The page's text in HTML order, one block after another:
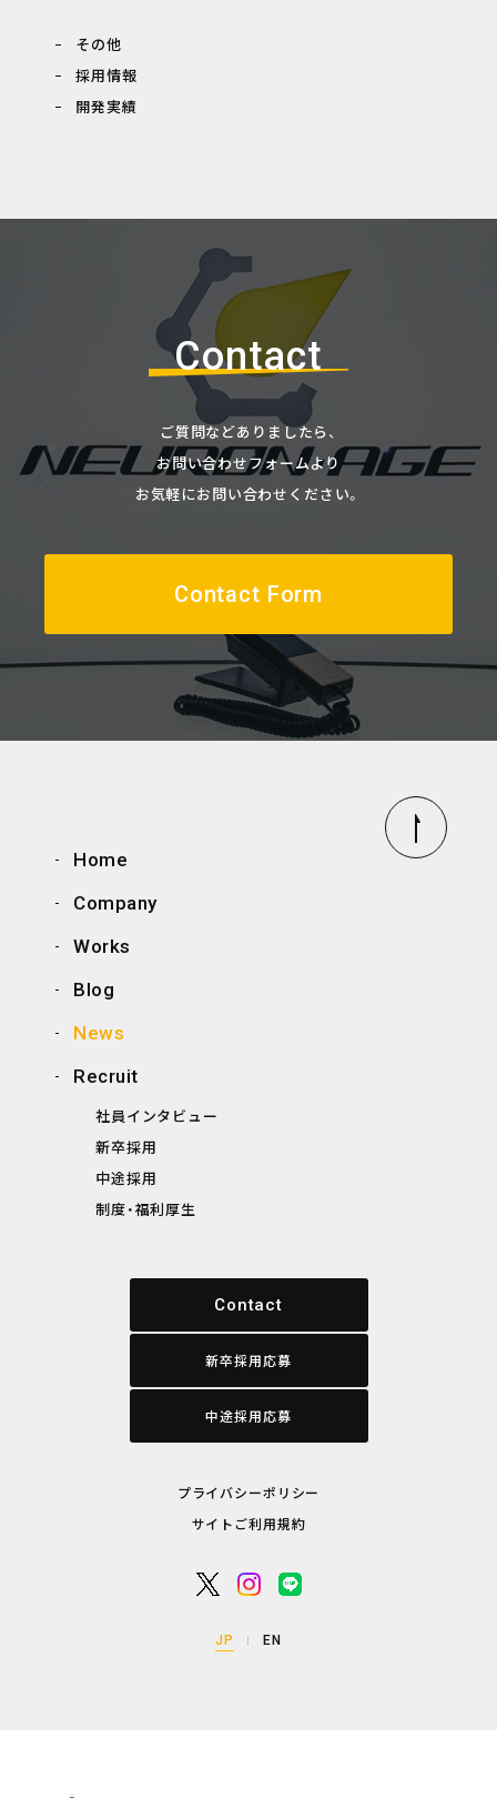
その他
採用情報
開発実績
Contact
ご質問などありましたら、
お問い合わせフォームより
お気軽にお問い合わせください。
Contact Form
Home
Company
Works
Blog
News
Recruit
社員インタビュー
新卒採用
中途採用
制度・福利厚生
Contact
新卒採用応募
中途採用応募
プライバシーポリシー
サイトご利用規約
JP EN